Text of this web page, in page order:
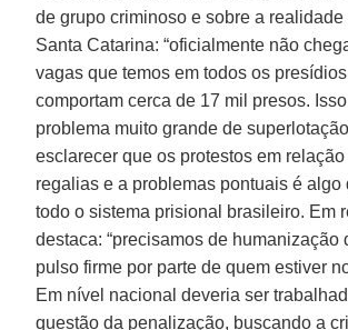
de grupo criminoso e sobre a
Santa Catarina: “oficialmente não
vagas que temos em todos os
comportam cerca de 17 mil presos.
problema muito grande de
esclarecer que os protestos em
regalias e a problemas pontuais é algo
todo o sistema prisional brasileiro. Em
destaca: “precisamos de humanização
pulso firme por parte de quem estiver
Em nível nacional deveria ser
questão da penalização, buscando a